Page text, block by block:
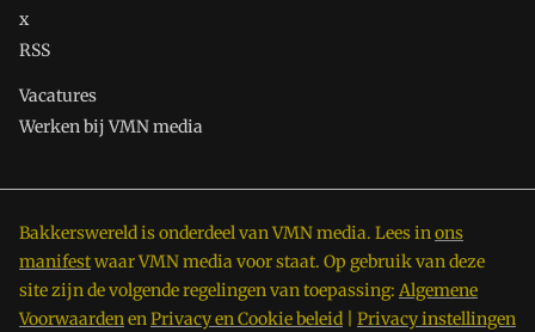
x
RSS
Vacatures
Werken bij VMN media
Bakkerswereld is onderdeel van VMN media. Lees inons
manifestwaar VMN media voor staat. Op gebruik van deze
site zijn de volgende regelingen van toepassing: Algemene
VoorwaardenenPrivacy en Cookie beleid Privacy instellingen